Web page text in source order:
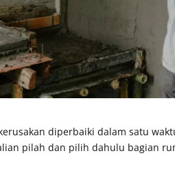
diperbaiki dalam satu
pilah dan pilih dahulu bagian